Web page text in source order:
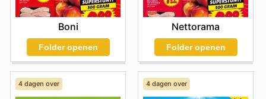
Boni
Folder openen
Nettorama
Folder openen
4 dagen over 4 dagen over